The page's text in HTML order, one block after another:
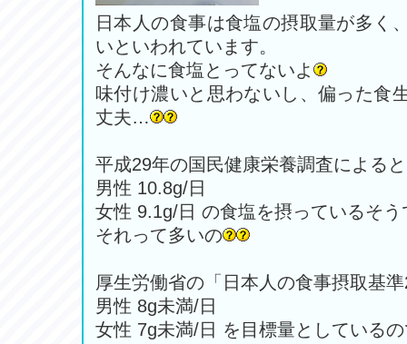
日本人の食事は食塩の摂取量が多く
いといわれています。
そんなに食塩とってないよ
味付け濃いと思わないし、偏った食
丈夫…
平成29年の国民健康栄養調査による
男性 10.8g/日
女性 9.1g/日 の食塩を摂っているそう
それって多いの
厚生労働省の「日本人の食事摂取基
男性 8g未満/日
女性 7g未満/日 を目標量としている